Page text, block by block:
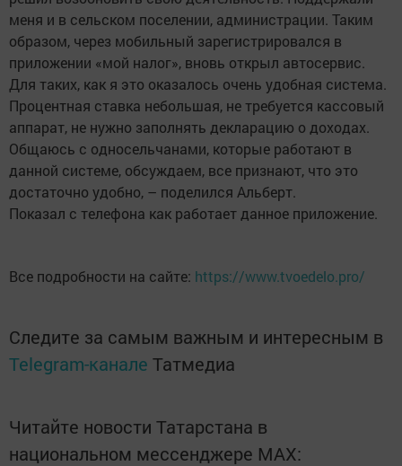
меня и в сельском поселении, администрации. Таким
образом, через мобильный зарегистрировался в
приложении «мой налог», вновь открыл автосервис.
Для таких, как я это оказалось очень удобная система.
Процентная ставка небольшая, не требуется кассовый
аппарат, не нужно заполнять декларацию о доходах.
Общаюсь с односельчанами, которые работают в
данной системе, обсуждаем, все признают, что это
достаточно удобно, – поделился Альберт.
Показал с телефона как работает данное приложение.
Все подробности на сайте: https://www.tvoedelo.pro/
Следите за самым важным и интересным в
Telegram-канале Татмедиа
Читайте новости Татарстана в
национальном мессенджере MАХ: